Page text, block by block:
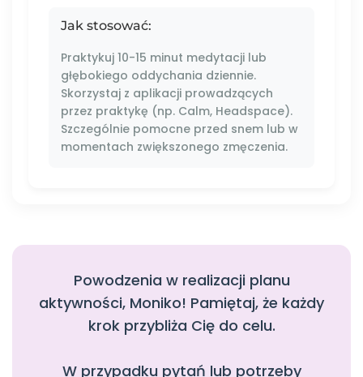
Jak stosować:
Praktykuj 10-15 minut medytacji lub
głębokiego oddychania dziennie.
Skorzystaj z aplikacji prowadzących
przez praktykę (np. Calm, Headspace).
Szczególnie pomocne przed snem lub w
momentach zwiększonego zmęczenia.
Powodzenia w realizacji planu
aktywności, Moniko! Pamiętaj, że każdy
krok przybliża Cię do celu.
W przypadku pytań lub potrzeby